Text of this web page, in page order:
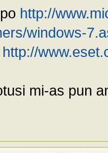
http://
windows-
http://
mi-as pun